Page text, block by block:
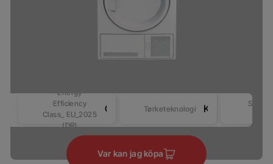
Energy
Efficiency
Class_ EU_2025
(DR)
Tørketeknologi
Var kan jag köpa